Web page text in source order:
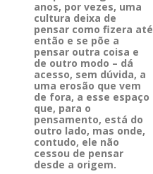
anos, por vezes, uma
cultura deixa de
pensar como fizera até
então e se põe a
pensar outra coisa e
de outro modo – dá
acesso, sem dúvida, a
uma erosão que vem
de fora, a esse espaço
que, para o
pensamento, está do
outro lado, mas onde,
contudo, ele não
cessou de pensar
desde a origem.